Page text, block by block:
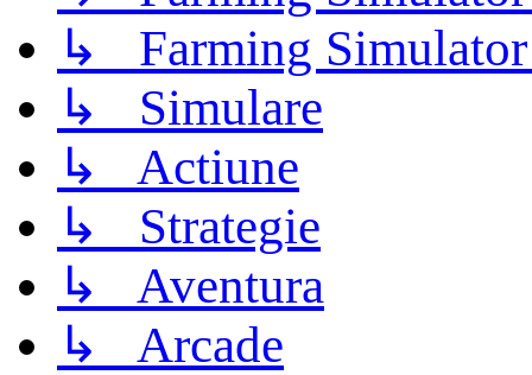
↳ Farming
↳ Simulare
↳ Actiune
↳ Strategie
↳ Aventura
↳ Arcade